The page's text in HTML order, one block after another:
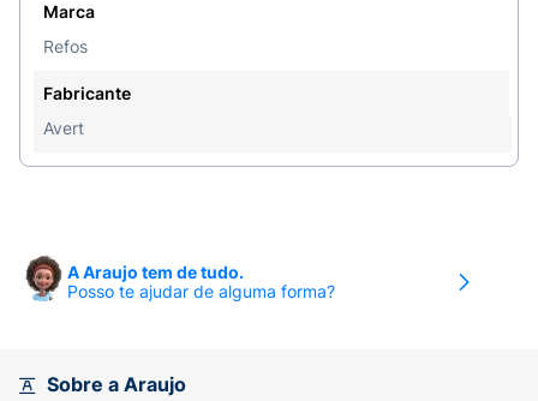
Marca
Refos
Fabricante
Avert
A Araujo tem de tudo.
Posso te ajudar de alguma forma?
Sobre a Araujo